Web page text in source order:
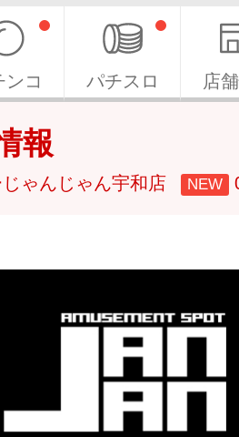
ンコ パチスロ 店
報
ゃんじゃん宇和店 NEW